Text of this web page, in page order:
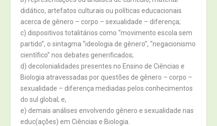
didático, artefatos culturais ou políticas educacionais
acerca de gênero – corpo – sexualidade – diferença;
c) dispositivos totalitários como “movimento escola sem
partido”, o sintagma “ideologia de gênero”, “negacionismo
científico” nos debates generificados;
d) decolonialidades presentes no Ensino de Ciências e
Biologia atravessadas por questões de gênero – corpo –
sexualidade – diferença mediadas pelos conhecimentos
do sul global; e,
e) demais análises envolvendo gênero e sexualidade nas
educ(ações) em Ciências e Biologia.